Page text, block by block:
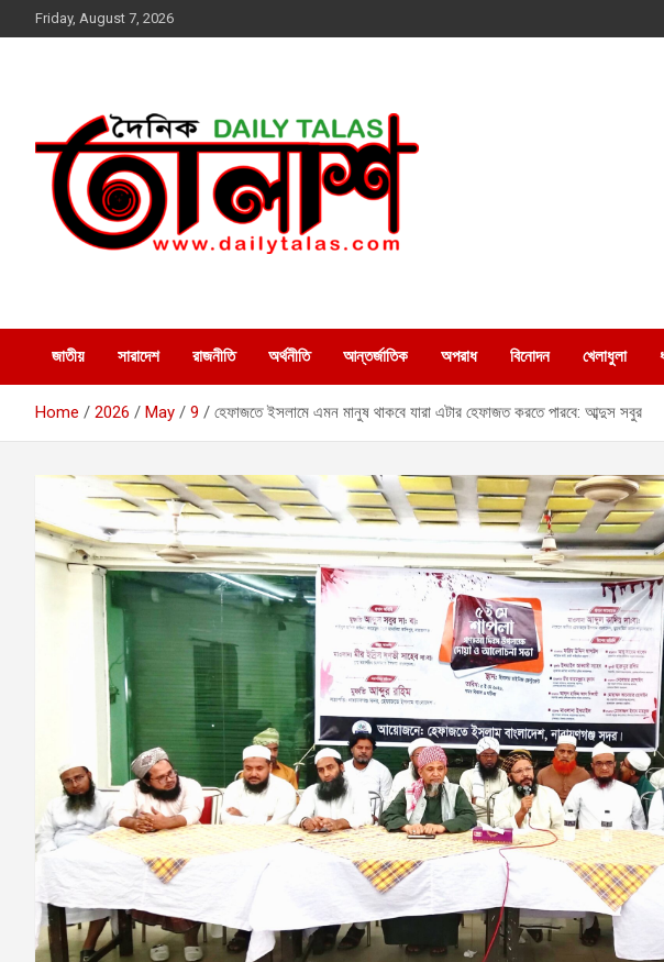
to
Friday, August 7, 2026
কম
জাতীয় সারাদেশ রাজনীতি অর্থনীতি আন্তর্জাতিক অপরাধ বিনোদন খেলাধুলা
Home 2026 May 9 হেফাজতে ইসলামে এমন মানুষ থাকবে যারা এটার হেফাজত করতে পারবে: আব্দুস সবুর